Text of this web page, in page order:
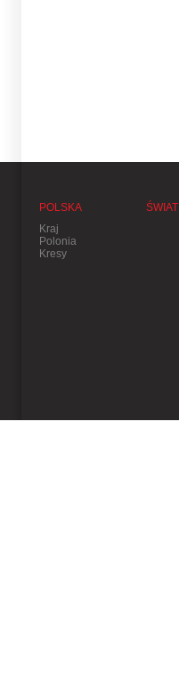
POLSKA
Kraj
Polonia
Kresy
ŚWIAT